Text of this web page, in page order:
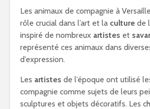
Les animaux de compagnie à
rôle crucial dans l’art et la culture de
inspiré de nombreux artistes et
représenté ces animaux dans
d’expression.
Les artistes de l’époque ont utilisé
compagnie comme sujets de leurs
sculptures et objets décoratifs. Les